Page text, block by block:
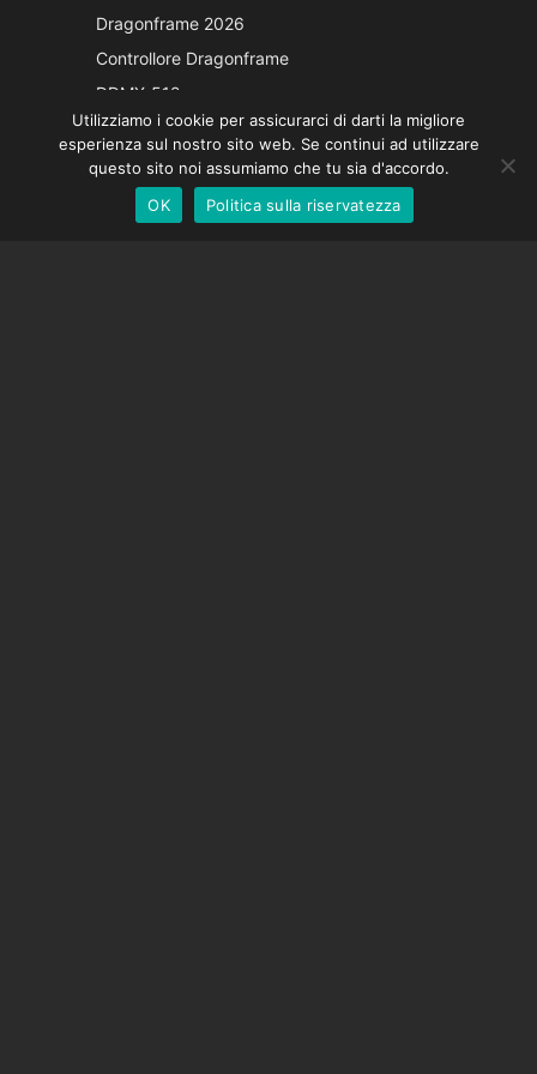
Dragonframe 2026
Controllore Dragonframe
DDMX-512
DMC-32
Cappuccio di correzione EOS LV
Utilizziamo i cookie per assicurarci di darti la migliore
esperienza sul nostro sito web. Se continui ad utilizzare
questo sito noi assumiamo che tu sia d'accordo.
OK
Politica sulla riservatezzaItalian
English
German